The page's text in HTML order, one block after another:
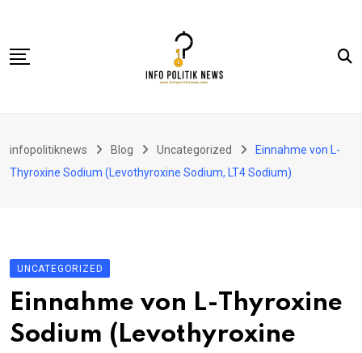
content
Politik & Hukum
Olahraga
Kolom
infopolitiknews Blog Uncategorized
Einnahme von L-
Thyroxine Sodium (Levothyroxine Sodium, LT4 Sodium)
UNCATEGORIZED
Einnahme von L-Thyroxine
Sodium (Levothyroxine